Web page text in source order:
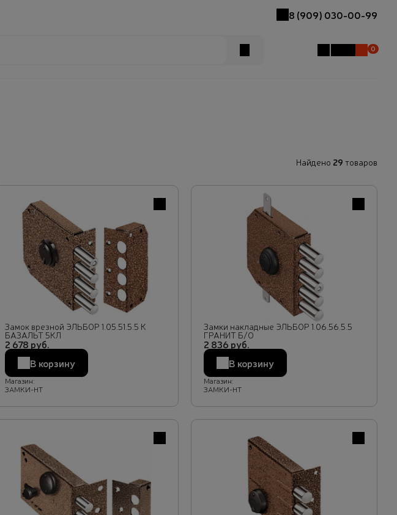
8 (909) 030-00-99
Кабинет
Отложенные
Магазины
0
Найдено 29 товаров
В избранное
Замок врезной ЭЛЬБОР 1.05.51.5.5 К
БАЗАЛЬТ 5КЛ
2 678 руб.
В корзину
Магазин:
ЗАМКИ-НТ
В
Замки накладные ЭЛЬБОР 1.06.56.5.5
ГРАНИТ Б/О
2 836 руб.
В корзину
Магазин:
ЗАМКИ-НТ
В избранное В